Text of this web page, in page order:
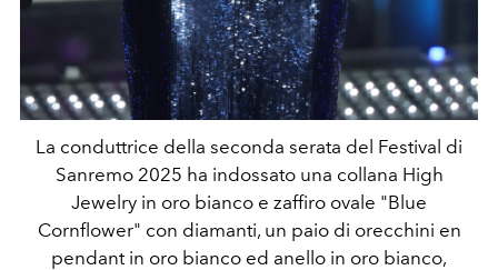
La conduttrice della seconda serata del Festival di
Sanremo 2025 ha indossato una collana High
Jewelry in oro bianco e zaffiro ovale "Blue
Cornflower" con diamanti, un paio di orecchini en
pendant in oro bianco ed anello in oro bianco,